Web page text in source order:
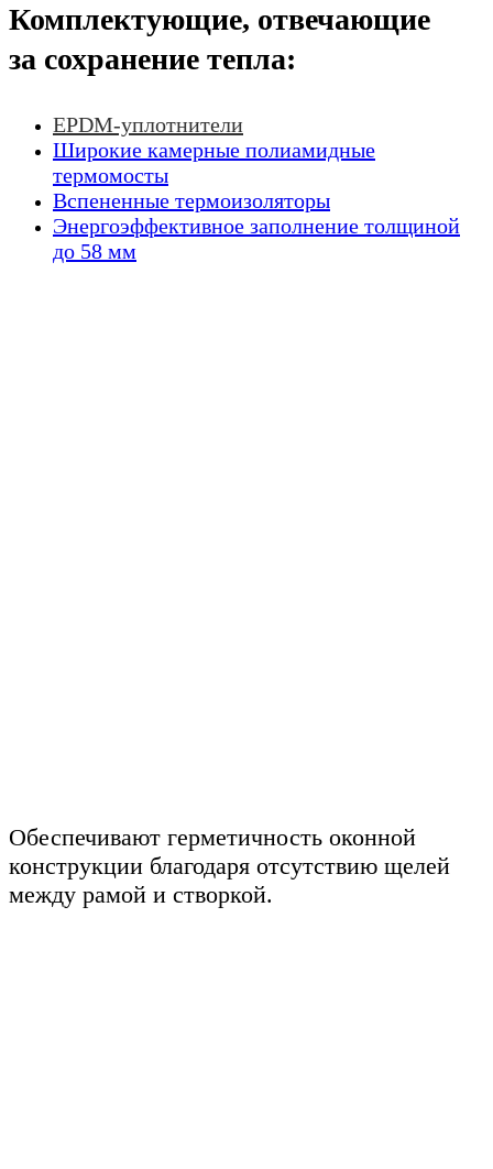
Комплектующие, отвечающие
за сохранение тепла:
EPDM-уплотнители
Широкие камерные полиамидные
термомосты
Вспененные термоизоляторы
Энергоэффективное заполнение толщиной
до 58 мм
Обеспечивают герметичность оконной
конструкции благодаря отсутствию щелей
между рамой и створкой.